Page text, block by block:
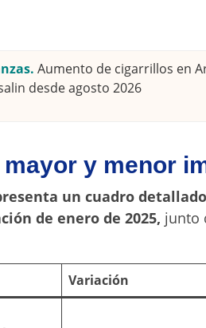
Aumento de cigarrillos en
desde agosto 2026
y menor
un cuadro
de enero de 2025, junto
Variación